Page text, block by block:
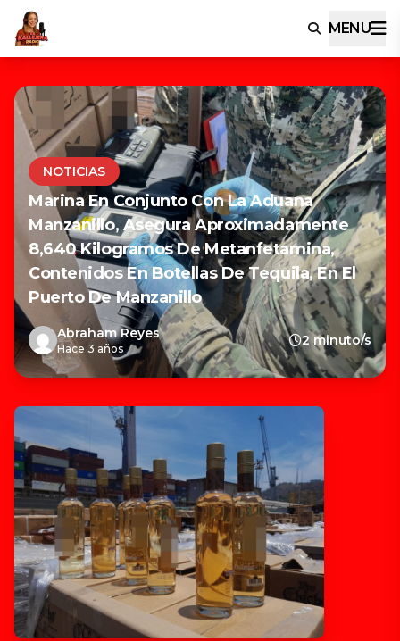
MENU
NOTICIAS
Marina En Conjunto Con La Aduana
Manzanillo, Asegura Aproximadamente
8,640 Kilogramos De Metanfetamina,
Contenidos En Botellas De Tequila, En El
Puerto De Manzanillo
Abraham Reyes
Hace 3 años
2 minuto/s